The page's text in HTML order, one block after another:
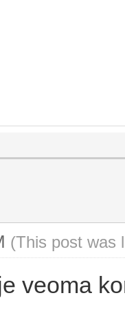
(This post was
veoma